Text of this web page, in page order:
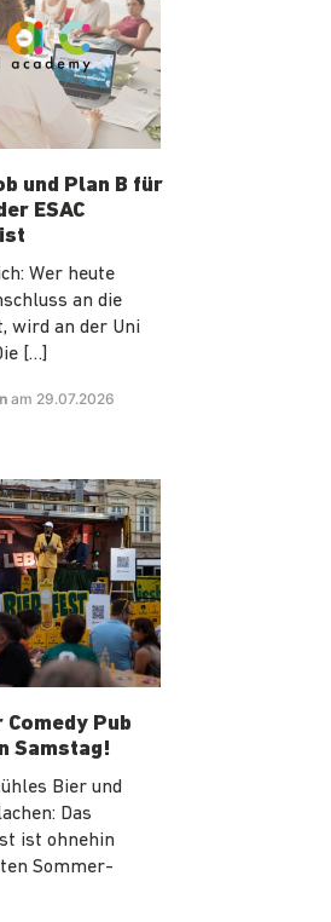
und Plan B für
ESAC
Wer heute
an die
wird an der Uni
[…]
am 29.07.2026
Pub
Samstag!
Bier und
Das
ist ohnehin
Sommer-